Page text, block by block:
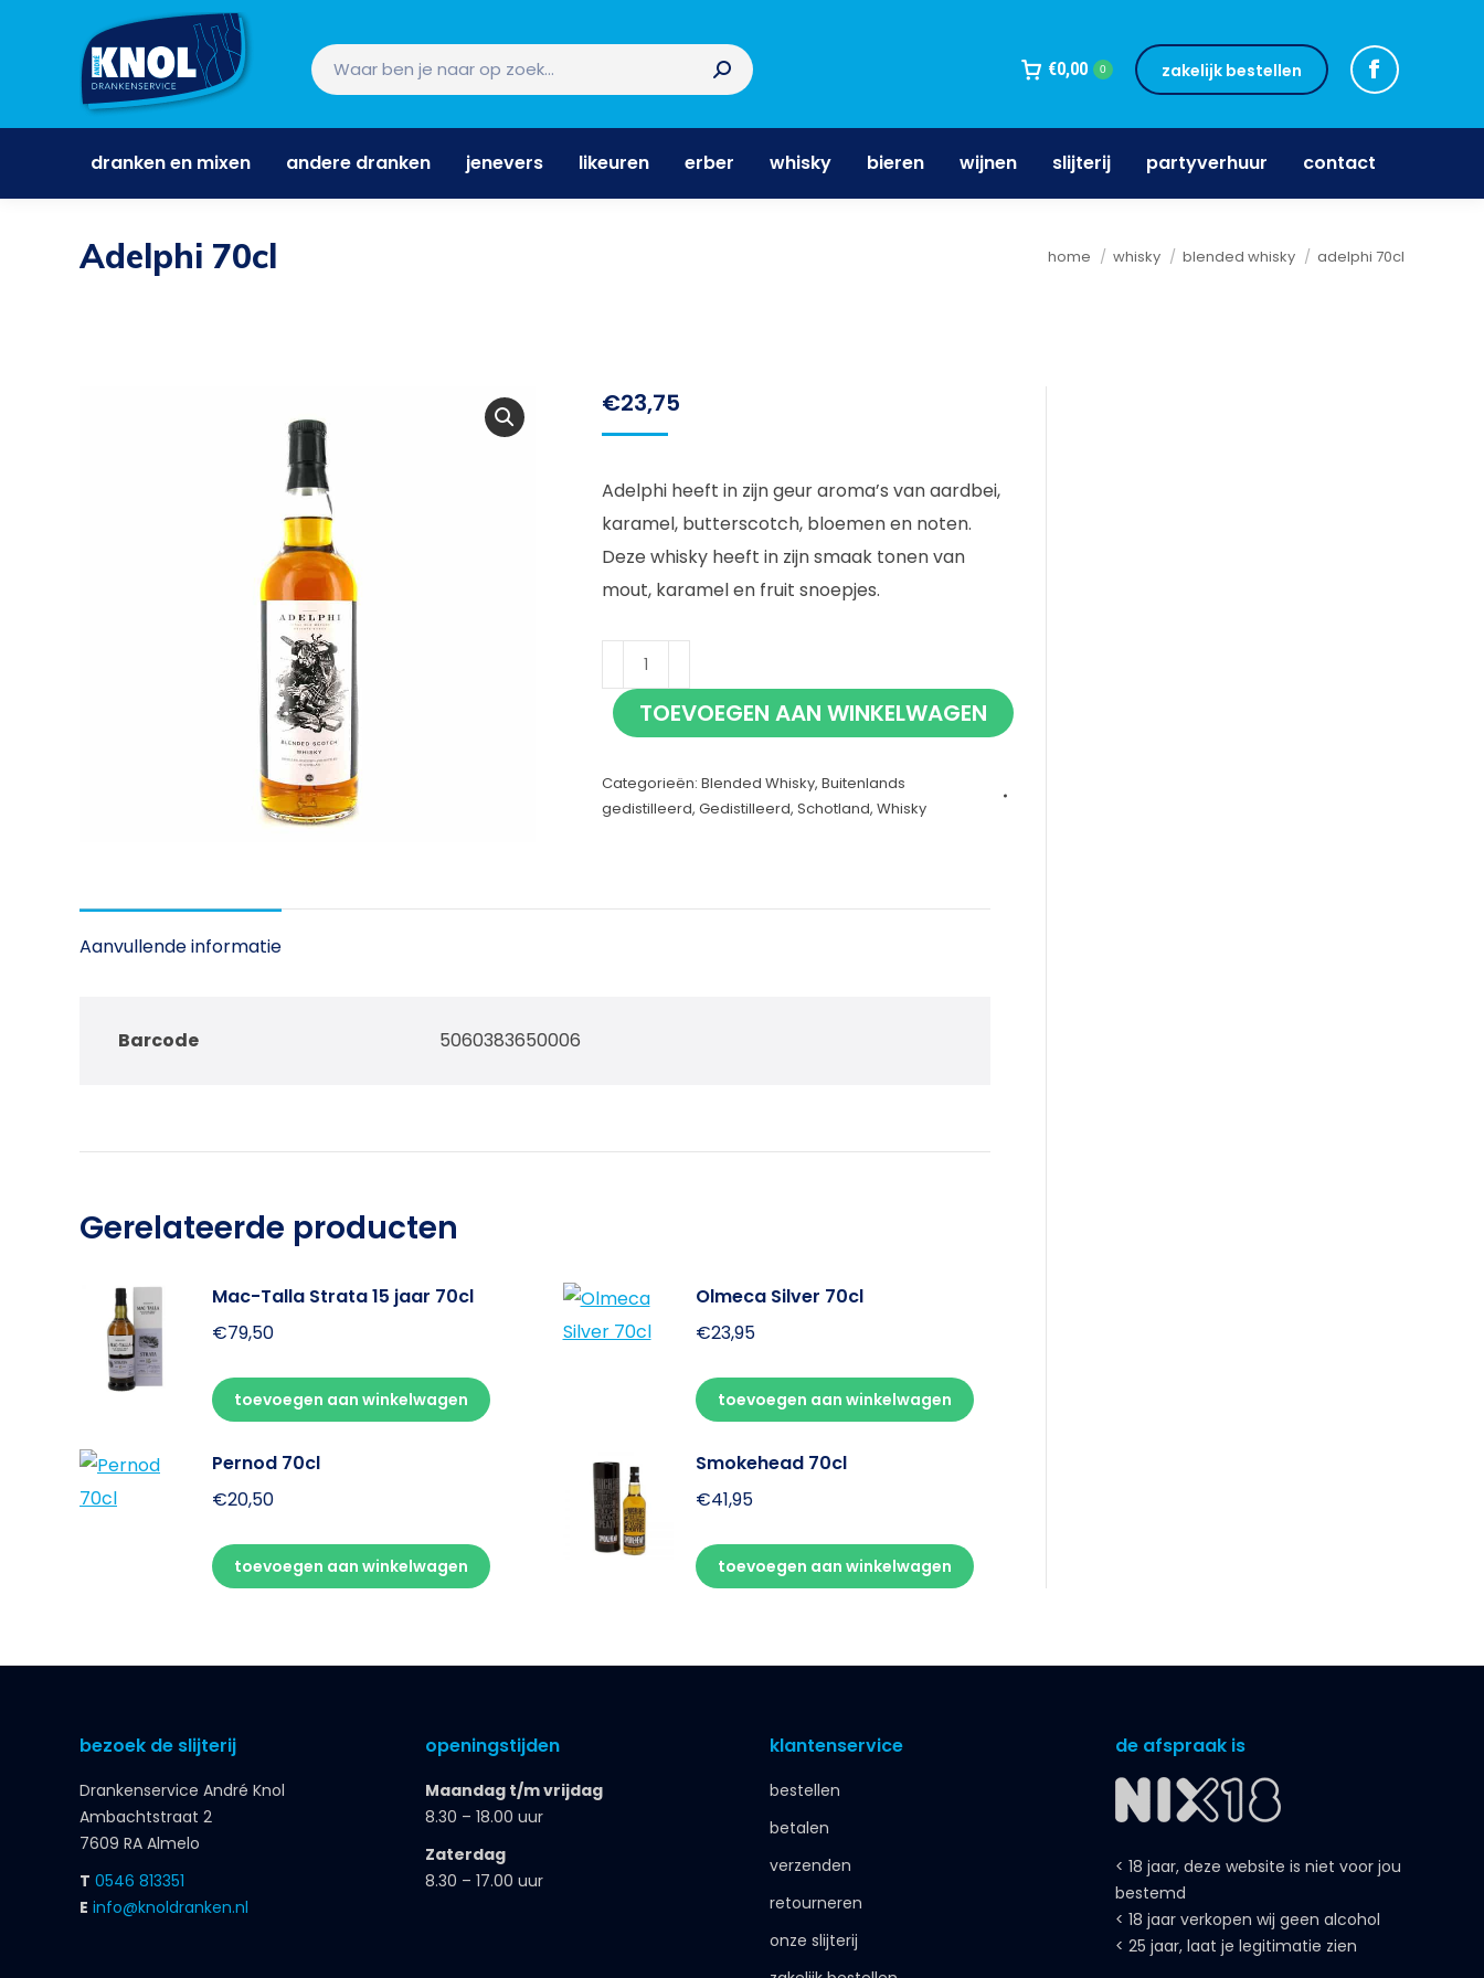
€0,00 0 zakelijk bestellen
dranken en mixen andere dranken jenevers likeuren erber whisky bieren wijnen slijterij partyverhuur contact
Adelphi 70cl Je bent hier:
home whisky blended whisky adelphi 70cl
€23,75
Adelphi heeft in zijn geur aroma’s van aardbei,
karamel, butterscotch, bloemen en noten.
Deze whisky heeft in zijn smaak tonen van
mout, karamel en fruit snoepjes.
Adelphi
70cl
aantalTOEVOEGEN AAN WINKELWAGEN
Categorieën: Blended Whisky, Buitenlands
gedistilleerd, Gedistilleerd, Schotland, Whisky
Aanvullende informatie
Barcode 5060383650006
Gerelateerde producten
Mac-Talla Strata 15 jaar 70cl
€79,50
toevoegen aan winkelwagen
Olmeca Silver 70cl
€23,95
toevoegen aan winkelwagen
Pernod 70cl
€20,50
toevoegen aan winkelwagen
Smokehead 70cl
€41,95
toevoegen aan winkelwagen
bezoek de slijterij
Drankenservice André Knol
Ambachtstraat 2
7609 RA Almelo
T 0546 813351
E info@knoldranken.nl
openingstijden
Maandag t/m vrijdag
8.30 – 18.00 uur
Zaterdag
8.30 – 17.00 uur
klantenservice
bestellen
betalen
verzenden
retourneren
onze slijterij
de afspraak is
< 18 jaar, deze website is niet voor jou
bestemd
< 18 jaar verkopen wij geen alcohol
< 25 jaar, laat je legitimatie zien
dranken en mixen